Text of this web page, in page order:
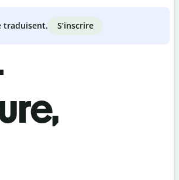
traduisent. S’inscrire